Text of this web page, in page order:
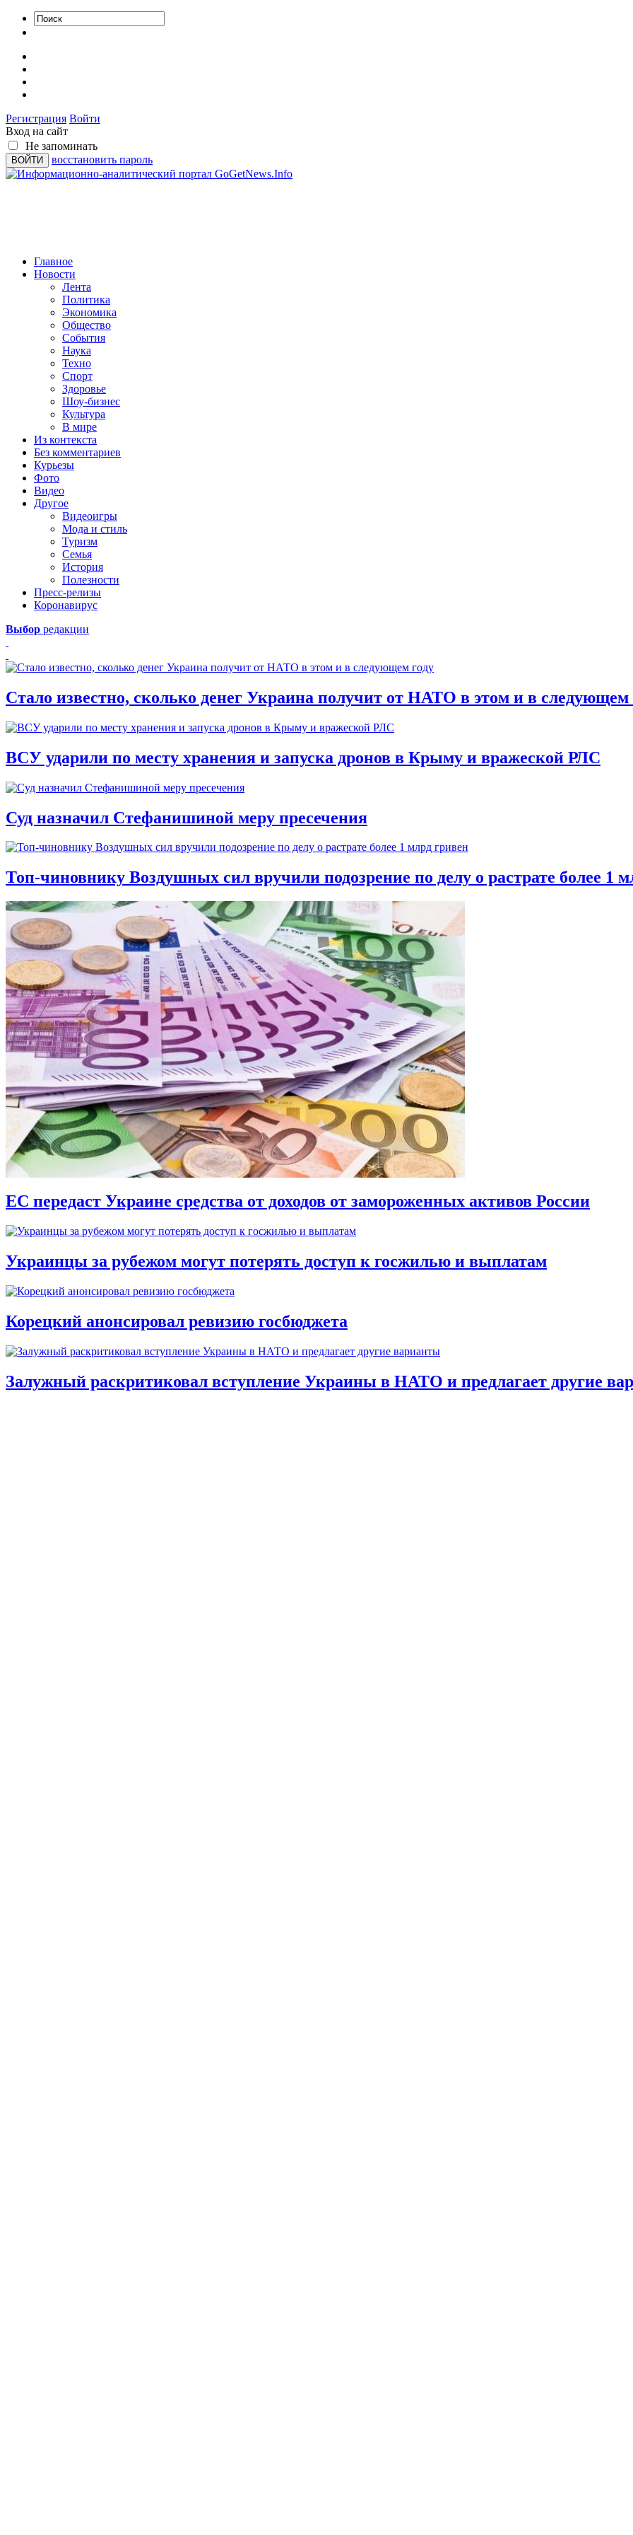
Регистрация Войти
Вход на сайт
Не запоминать
восстановить пароль
Главное
Новости
Лента
Политика
Экономика
Общество
События
Наука
Техно
Спорт
Здоровье
Шоу-бизнес
Культура
В мире
Из контекста
Без комментариев
Курьезы
Фото
Видео
Другое
Видеоигры
Мода и стиль
Туризм
Семья
История
Полезности
Пресс-релизы
Коронавирус
Выбор редакции
Стало известно, сколько денег Украина получит от НАТО в этом и в следующем
ВСУ ударили по месту хранения и запуска дронов в Крыму и вражеской РЛС
Суд назначил Стефанишиной меру пресечения
Топ-чиновнику Воздушных сил вручили подозрение по делу о растрате более 1
ЕС передаст Украине средства от доходов от замороженных активов России
Украинцы за рубежом могут потерять доступ к госжилью и выплатам
Корецкий анонсировал ревизию госбюджета
Залужный раскритиковал вступление Украины в НАТО и предлагает другие